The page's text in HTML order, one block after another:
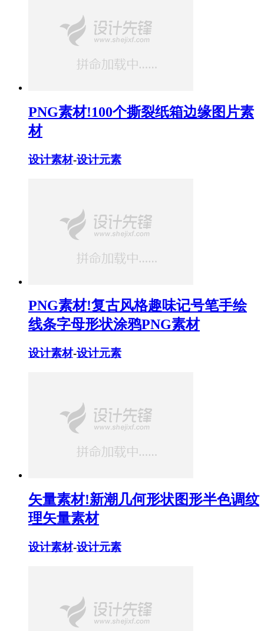
PNG素材!100个撕裂纸箱边缘图片素
材
设计素材-设计元素
PNG素材!复古风格趣味记号笔手绘
线条字母形状涂鸦PNG素材
设计素材-设计元素
矢量素材!新潮几何形状图形半色调纹
理矢量素材
设计素材-设计元素